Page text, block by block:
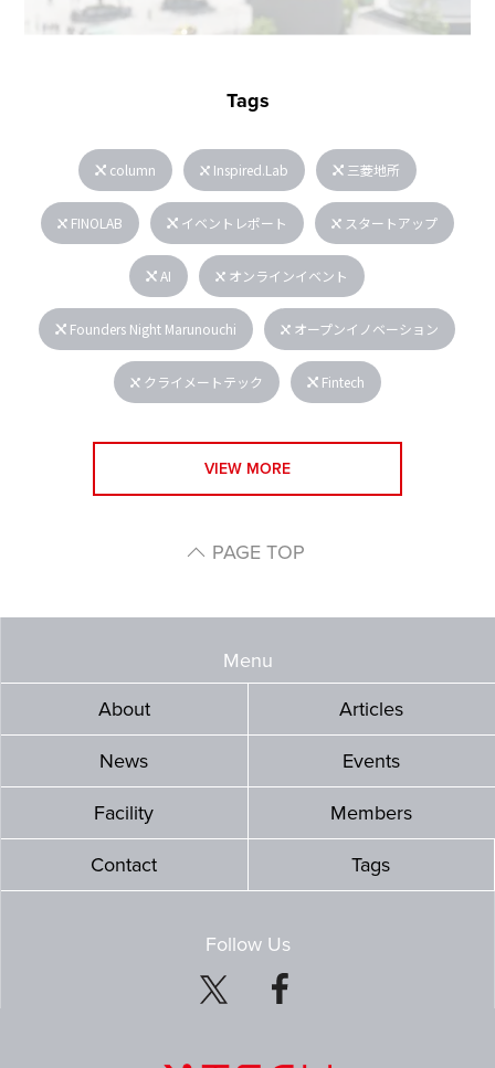
Tags
column Inspired.Lab 三菱地所
FINOLAB イベントレポート スタートアップ
AI オンラインイベント
Founders Night Marunouchi オープンイノベーション
クライメートテック Fintech
VIEW MORE
PAGE TOP
Menu
About
Articles
News Events
Facility Members
Contact Tags
Follow Us